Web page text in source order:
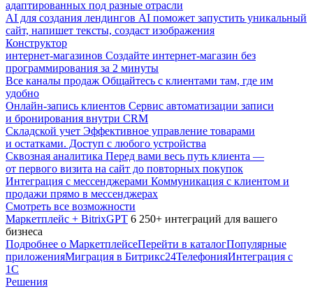
адаптированных под разные отрасли
AI для создания лендингов AI поможет запустить уникальный
сайт, напишет тексты, создаст изображения
Конструктор
интернет-магазинов Создайте интернет-магазин без
программирования за 2 минуты
Все каналы продаж Общайтесь с клиентами там, где им
удобно
Онлайн-запись клиентов Сервис автоматизации записи
и бронирования внутри CRM
Складской учет Эффективное управление товарами
и остатками. Доступ с любого устройства
Сквозная аналитика Перед вами весь путь клиента —
от первого визита на сайт до повторных покупок
Интеграция с мессенджерами Коммуникация с клиентом и
продажи прямо в мессенджерах
Смотреть все возможности
Маркетплейс + BitrixGPT 6 250+ интеграций для вашего
бизнеса
Подробнее о МаркетплейсеПерейти в каталогПопулярные
приложенияМиграция в Битрикс24ТелефонияИнтеграция с
1С
Решения